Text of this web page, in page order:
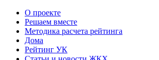
О проекте
Решаем вместе
Методика расчета рейтинга
Дома
Рейтинг УК